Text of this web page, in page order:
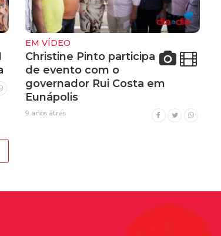
EM VÍDEO
Christine Pinto participa
de evento com o
governador Rui Costa em
Eunápolis
9 anos atrás